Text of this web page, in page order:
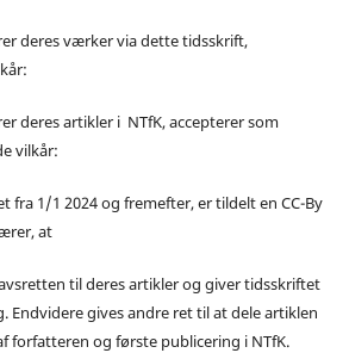
deres værker via dette tidsskrift,
deres artikler i NTfK, accepterer som
vilkår:
fra 1/1 2024 og fremefter, er tildelt en CC-By
at
til deres artikler og giver tidsskriftet
Endvidere gives andre ret til at dele artiklen
forfatteren og første publicering i NTfK.